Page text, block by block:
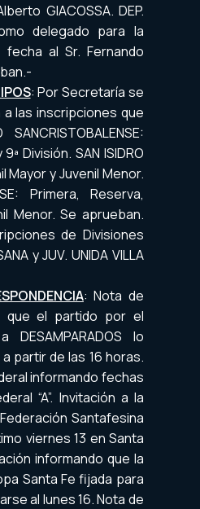
GIACOSSA. DEP.
delegado para la
al Sr. Fernando
: Por Secretaría se
las inscripciones que
División. SAN ISIDRO
Mayor y Juvenil Menor.
Primera, Reserva,
Menor. Se aprueban.
de Divisiones
y JUV. UNIDA VILLA
: Nota de
que el partido por el
lo
partir de las 16 horas.
informando fechas
“A”. Invitación a la
Santafesina
viernes 13 en Santa
informando que la
Santa Fe fijada para
al lunes 16. Nota de